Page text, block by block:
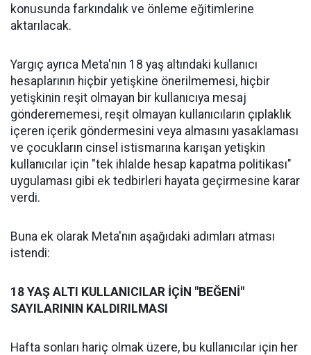
konusunda farkındalık ve önleme eğitimlerine
aktarılacak.
Yargıç ayrıca Meta'nın 18 yaş altındaki kullanıcı
hesaplarının hiçbir yetişkine önerilmemesi, hiçbir
yetişkinin reşit olmayan bir kullanıcıya mesaj
gönderememesi, reşit olmayan kullanıcıların çıplaklık
içeren içerik göndermesini veya almasını yasaklaması
ve çocukların cinsel istismarına karışan yetişkin
kullanıcılar için "tek ihlalde hesap kapatma politikası"
uygulaması gibi ek tedbirleri hayata geçirmesine karar
verdi.
Buna ek olarak Meta'nın aşağıdaki adımları atması
istendi:
18 YAŞ ALTI KULLANICILAR İÇİN "BEĞENİ"
SAYILARININ KALDIRILMASI
Hafta sonları hariç olmak üzere, bu kullanıcılar için her